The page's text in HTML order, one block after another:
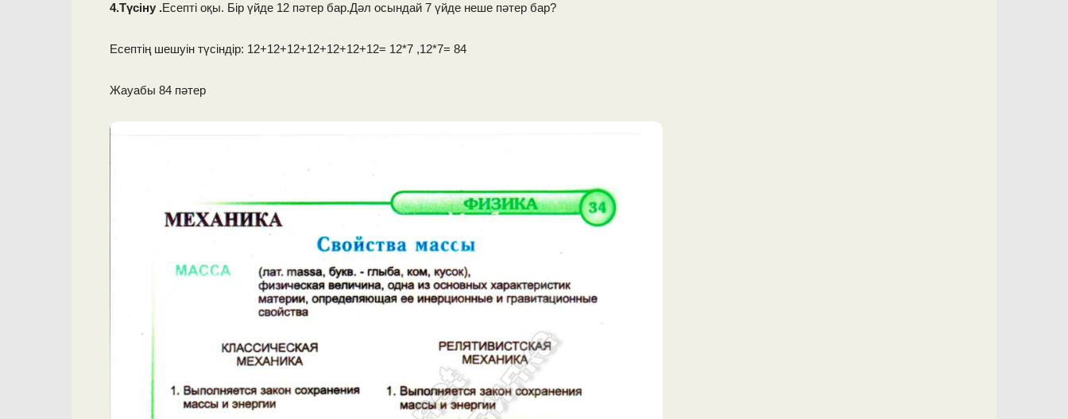
4.Түсіну .Есепті оқы. Бір үйде 12 пәтер бар.Дәл осындай 7 үйде неше пәтер бар?
Есептің шешуін түсіндір: 12+12+12+12+12+12+12= 12*7 ,12*7= 84
Жауабы 84 пәтер